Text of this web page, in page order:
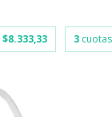
$8.333,33 3